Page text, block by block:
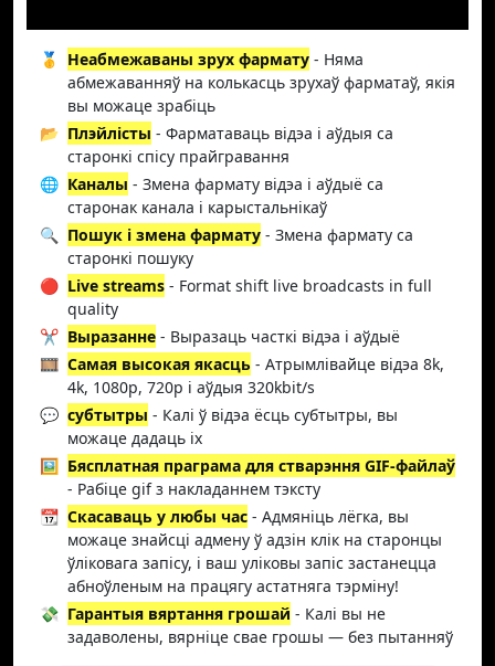
🥇 Неабмежаваны зрух фармату - Няма
абмежаванняў на колькасць зрухаў фарматаў, якія
вы можаце зрабіць
📂 Плэйлісты - Фарматаваць відэа і аўдыя са
старонкі спісу прайгравання
🌐 Каналы - Змена фармату відэа і аўдыё са
старонак канала і карыстальнікаў
🔍 Пошук і змена фармату - Змена фармату са
старонкі пошуку
🔴 Live streams - Format shift live broadcasts in full
quality
✂️ Выразанне - Выразаць часткі відэа і аўдыё
🎞️ Самая высокая якасць - Атрымлівайце відэа 8k,
4k, 1080p, 720p і аўдыя 320kbit/s
💬 субтытры - Калі ў відэа ёсць субтытры, вы
можаце дадаць іх
🖼️ Бясплатная праграма для стварэння GIF-файлаў
- Рабіце gif з накладаннем тэксту
📆 Скасаваць у любы час - Адмяніць лёгка, вы
можаце знайсці адмену ў адзін клік на старонцы
ўліковага запісу, і ваш уліковы запіс застанецца
абноўленым на працягу астатняга тэрміну!
💸 Гарантыя вяртання грошай - Калі вы не
задаволены, вярніце свае грошы — без пытанняў